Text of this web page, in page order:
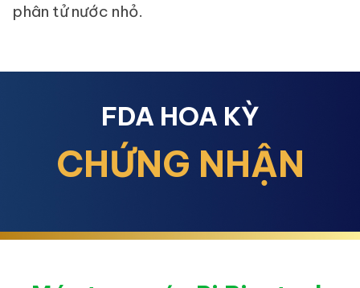
phân tử nước nhỏ.
FDA HOA KỲ
CHỨNG NHẬN